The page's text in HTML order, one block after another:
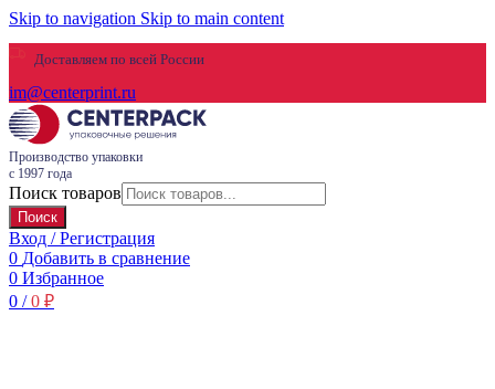
Skip to navigation Skip to main content
Доставляем по всей России
im@centerprint.ru
Производство упаковки
с 1997 года
Поиск товаров
Поиск
Вход / Регистрация
0 Добавить в сравнение
0 Избранное
0 / 0 ₽